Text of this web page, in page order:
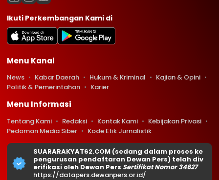
Ikuti Perkembangan Kami di
Menu Kanal
News Kabar Daerah Hukum & Kriminal
Kajian & Opini
Politik & Pemerintahan
Karier
Menu Informasi
Tentang Kami Redaksi Kontak Kami
Kebijakan Privasi
Pedoman Media Siber
Kode Etik Jurnalistik
SUARARAKYAT62.COM (sedang dalam proses ke
pengurusan pendaftaran Dewan Pers) telah div
erifikasi oleh Dewan Pers Sertifikat Nomor 34627
https://datapers.dewanpers.or.id/